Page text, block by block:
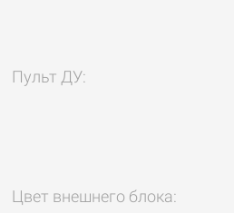
Пульт ДУ:
Цвет внешнего блока: